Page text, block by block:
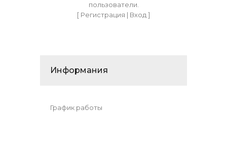
пользователи.
[ Регистрация | Вход]
Информания
График работы